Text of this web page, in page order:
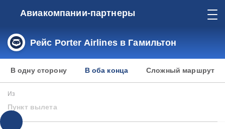
Авиакомпании-партнеры
Рейс Porter Airlines в Гамильтон
В одну сторону В оба конца Сложный маршрут
Из
Пункт вылета